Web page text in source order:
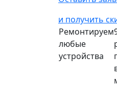
и получить
Ремонтируем
любые
устройства